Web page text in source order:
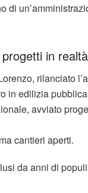
di
in
rilanciato
in edilizia
avviato
cantieri aperti.
da anni di